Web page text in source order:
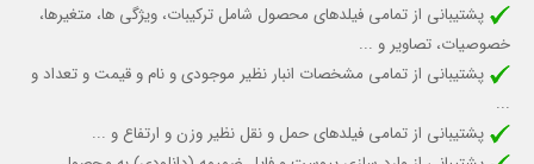
پشتیبانی از تمامی فیلدهای محصول شامل ترکیبات، ویژگی ها، متغیرها،
خصوصیات، تصاویر و ...
پشتیبانی از تمامی مشخصات انبار نظیر موجودی و نام و قیمت و تعداد و
...
پشتیبانی از تمامی فیلدهای حمل و نقل نظیر وزن و ارتفاع و ...